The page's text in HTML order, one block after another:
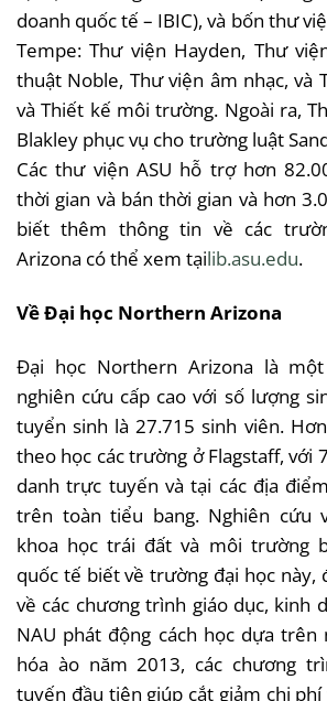
doanh quốctế – IBIC),và bốn thư
Tempe:Thư viện Hayden, Thư
thuật Noble, Thư viện âm nhạc,và
và Thiết kế môi trường. Ngoài ra,
Blakley phụcvụ cho trường luật
Các thư viện ASU hỗ trợ hơn
thời gian và bán thời gian và hơn
biết thêm thôngtin về các
Arizona cóthể xem tạilib.asu.edu.
VềĐại học Northern Arizona
Đại họcNorthern Arizona là một
nghiên cứu cấp cao với số lượng
tuyển sinh là 27.715sinh viên. Hơn
theo học cáctrường ở Flagstaff,với
danh trực tuyến và tại các địa điểm
trên toàn tiểu bang. Nghiên cứu
khoa học trái đất và môi trường
quốc tế biết về trường đại học này,
về các chương trình giáo dục, kinh
NAU phát động cách học dựa trên
hóa ào năm 2013, các chương
tuyến đầu tiên giúp cắt giảm chi phí